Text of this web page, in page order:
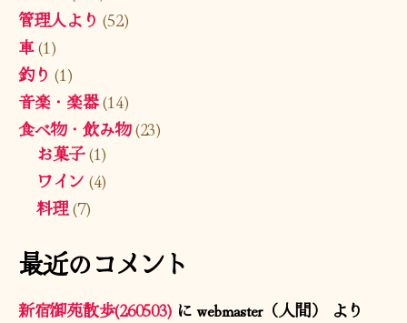
管理人より (52)
車(1)
釣り (1)
音楽・楽器(14)
食べ物・飲み物(23)
お菓子(1)
ワイン (4)
料理(7)
最近のコメント
新宿御苑散歩(260503) にwebmaster（人間）
より